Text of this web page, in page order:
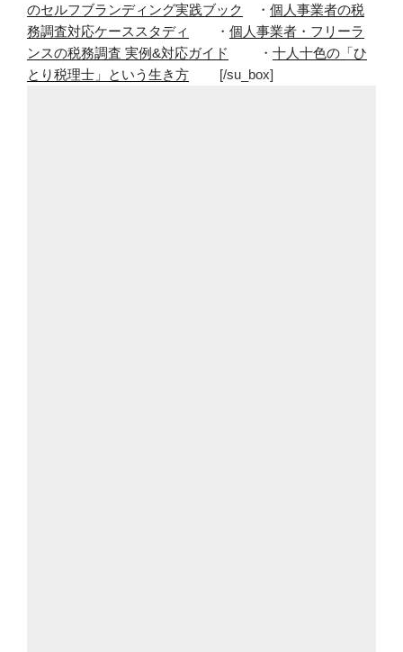
のセルフブランディング実践ブック
・ 個人事業者の税
務調査対応ケーススタディ
・ 個人事業者・フリーラ
ンスの税務調査 実例&対応ガイド
・ 十人十色の「ひ
とり税理士」という生き方 [/su_box]